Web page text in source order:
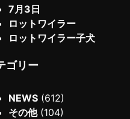
7月3日
ロットワイラー
ロットワイラー子犬
ゴリー
NEWS (612)
その他(104)